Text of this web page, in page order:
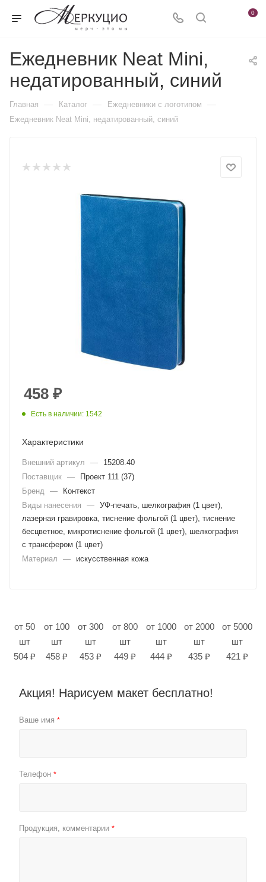
0
Ежедневник Neat Mini,
недатированный, синий
Главная — Каталог — Ежедневники c логотипом —
Ежедневник Neat Mini, недатированный, синий
458 ₽
Есть в наличии: 1542
Характеристики
Внешний артикул —
15208.40
Поставщик —
Проект 111 (37)
Бренд
—
Контекст
Виды нанесения
— УФ-печать, шелкография (1 цвет),
лазерная гравировка, тиснение фольгой (1 цвет), тиснение
бесцветное, микротиснение фольгой (1 цвет), шелкография
с трансфером (1 цвет)
Материал
— искусственная кожа
от 50
шт
504 ₽
от 100
шт
458 ₽
от 300
шт
453 ₽
от 800
шт
449 ₽
от 1000
шт
444 ₽
от 2000
шт
435 ₽
от 5000
шт
421 ₽
Акция! Нарисуем макет бесплатно!
Ваше имя *
Телефон *
Продукция, комментарии *